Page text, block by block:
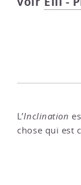
L’Inclination
chose qui est